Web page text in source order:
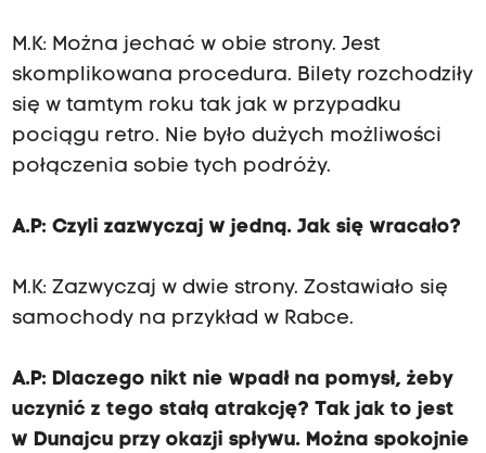
M.K: Można jechać w obie strony. Jest
skomplikowana procedura. Bilety rozchodziły
się w tamtym roku tak jak w przypadku
pociągu retro. Nie było dużych możliwości
połączenia sobie tych podróży.
A.P: Czyli zazwyczaj w jedną. Jak się wracało?
M.K: Zazwyczaj w dwie strony. Zostawiało się
samochody na przykład w Rabce.
A.P: Dlaczego nikt nie wpadł na pomysł, żeby
uczynić z tego stałą atrakcję? Tak jak to jest
w Dunajcu przy okazji spływu. Można spokojnie